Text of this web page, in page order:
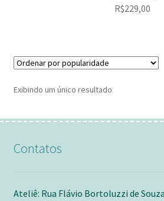
R$229,00
Exibindo um único resultado
Contatos
Ateliê: Rua Flávio Bortoluzzi de